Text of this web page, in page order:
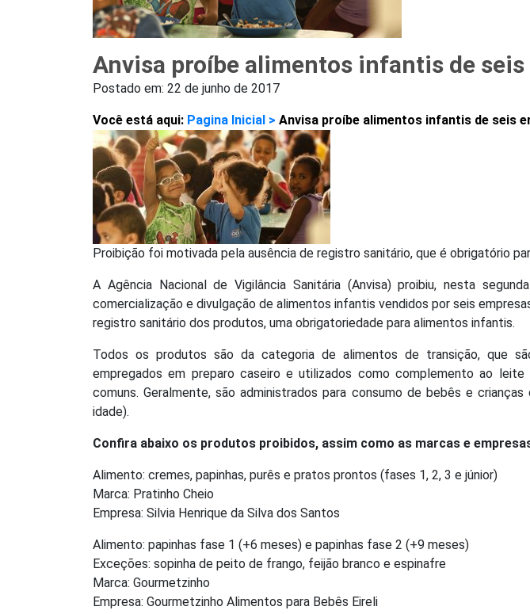
Anvisa proíbe alimentos infantis de seis
Postado em: 22 de junho de 2017
Você está aqui: Pagina Inicial > Anvisa proíbe alimentos infantis de seis
Proibição foi motivada pela ausência de registro sanitário, que é obrigatório
A Agência Nacional de Vigilância Sanitária (Anvisa) proibiu, nesta
comercialização e divulgação de alimentos infantis vendidos por seis
registro sanitário dos produtos, uma obrigatoriedade para alimentos infantis.
Todos os produtos são da categoria de alimentos de transição, que
empregados em preparo caseiro e utilizados como complemento ao leite
comuns. Geralmente, são administrados para consumo de bebês e
idade).
Confira abaixo os produtos proibidos, assim como as marcas e
Alimento: cremes, papinhas, purês e pratos prontos (fases 1, 2, 3 e júnior)
Marca: Pratinho Cheio
Empresa: Silvia Henrique da Silva dos Santos
Alimento: papinhas fase 1 (+6 meses) e papinhas fase 2 (+9 meses)
Exceções: sopinha de peito de frango, feijão branco e espinafre
Marca: Gourmetzinho
Empresa: Gourmetzinho Alimentos para Bebês Eireli